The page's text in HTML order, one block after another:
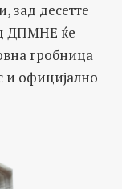
зад десетте
ДПМНЕ ќе
гробница
и официјално